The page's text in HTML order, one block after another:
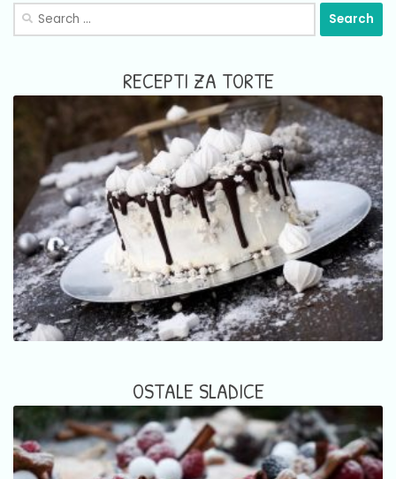
Search
RECEPTI ZA TORTE
OSTALE SLADICE